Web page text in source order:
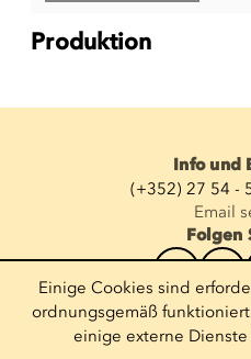
Produktion
Info und
(+352) 27 54 -
Email
Folgen
Newsletter
E-Mail
Einige Cookies sind
ordnungsgemäß
einige externe